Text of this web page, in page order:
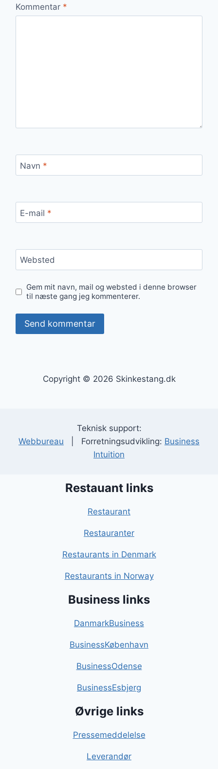
Kommentar *
Navn *
E-mail *
Websted
Gem mit navn, mail og websted i denne browser
til næste gang jeg kommenterer.
Copyright © 2026 Skinkestang.dk
Teknisk support:
Webbureau | Forretningsudvikling: Business
Intuition
Restauant links
Restaurant
Restauranter
Restaurants in Denmark
Restaurants in Norway
Business links
DanmarkBusiness
BusinessKøbenhavn
BusinessOdense
BusinessEsbjerg
Øvrige links
Pressemeddelelse
Leverandør